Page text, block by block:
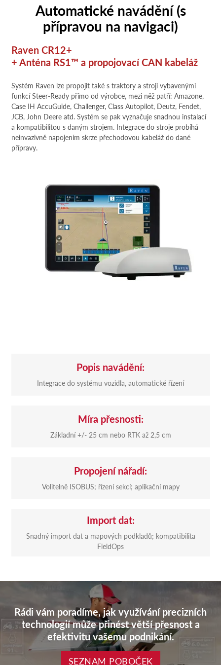
Automatické navádění (s
přípravou na navigaci)
Raven CR12+
+ Anténa RS1™ a propojovací CAN kabeláž
Systém Raven lze propojit také s traktory a stroji vybavenými
funkcí Steer-Ready přímo od výrobce, mezi něž patří: Amazone,
Case IH AccuGuide, Challenger, Class Autopilot, Deutz, Fendet,
JCB, John Deere atd. Systém se pak vyznačuje snadnou instalací
a kompatibilitou s daným strojem. Integrace do stroje probíhá
neinvazivně napojením skrze přechodovou kabeláž do dané
přípravy.
Popis navádění:
Integrace do systému vozidla, automatické řízení
Míra přesnosti:
Základní +/- 25 cm nebo RTK až 2,5 cm
Propojení nářadí:
Volitelně ISOBUS; řízení sekcí; aplikační mapy
Import dat:
Snadný import dat a mapových podkladů; kompatibilita
FieldOps
Rádi vám poradíme, jak využívání precizních
technologií může přinést větší přesnost a
efektivitu vašemu podnikání.
SEZNAM POBOČEK